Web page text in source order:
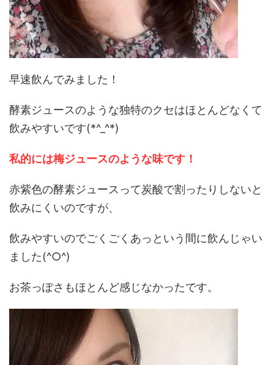
早速飲んでみました！
酵素ジュースのような独特のクセはほとんどなくて
飲みやすいです(*^_^*)
私的には梅ジュースのような味です！
赤紫色の酵素ジュースって炭酸で割ったりしないと
飲みにくいのですが、
飲みやすいのでごくごくあっという間に飲んじゃい
ました(^○^)
お茶っぽさもほとんど感じなかったです。